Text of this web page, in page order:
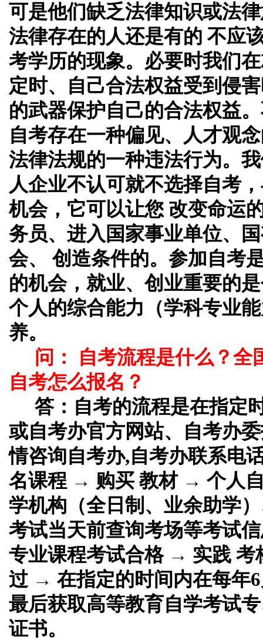
可是他们缺乏法律知识或法
法律存在的人还是有的 不应
考学历的现象。必要时我们
定时、自己合法权益受到侵
的武器保护自己的合法权益
自考存在一种偏见、人才观
法律法规的一种违法行为。
人企业不认可就不选择自考
机会，它可以让您 改变命运
务员、进入国家事业单位、
会、 创造条件的。参加自考
的机会，就业、创业重要的
个人的综合能力（学科专业
养。
问： 自考流程是什么？全
自考怎么报名？
答： 自考的流程是在指定
或自考办官方网站、自考办
情咨询自考办,自考办联系电
名课程 → 购买 教材 → 个人
学机构（全日制、业余助学
考试当天前查询考场等考试
专业课程考试合格 → 实践
过 → 在指定的时间内在每年
最后获取高等教育自学考试
证书。